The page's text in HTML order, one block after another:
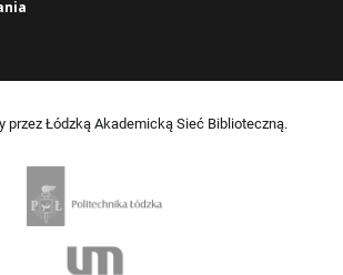
przez Łódzką Akademicką Sieć Biblioteczną.